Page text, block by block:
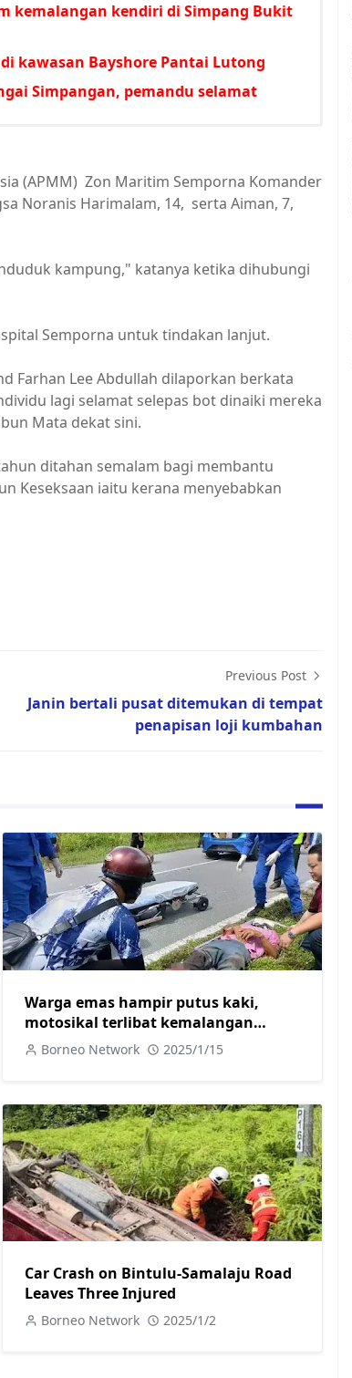
kemalangan kendiri di Simpang Bukit
kawasan Bayshore Pantai Lutong
Simpangan, pemandu selamat
(APMM) Zon Maritim Semporna Komander
Noranis Harimalam, 14, serta Aiman, 7,
kampung," katanya ketika dihubungi
Semporna untuk tindakan lanjut.
Farhan Lee Abdullah dilaporkan berkata
lagi selamat selepas bot dinaiki mereka
Mata dekat sini.
ditahan semalam bagi membantu
Keseksaan iaitu kerana menyebabkan
Previous Post
Janin bertali pusat ditemukan di tempat
penapisan loji kumbahan
Warga emas hampir putus kaki,
motosikal terlibat kemalangan
dengan kereta di Jalan Skim B Sarikei
Borneo Network 2025/1/15
Car Crash on Bintulu-Samalaju Road
Leaves Three Injured
Borneo Network 2025/1/2